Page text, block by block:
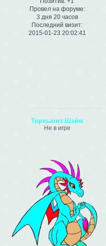
Провел на форуме:
3 дня 20 часов
Последний визит:
2015-01-23 20:02:41
Торкьюиз Шэйм
Не в игре